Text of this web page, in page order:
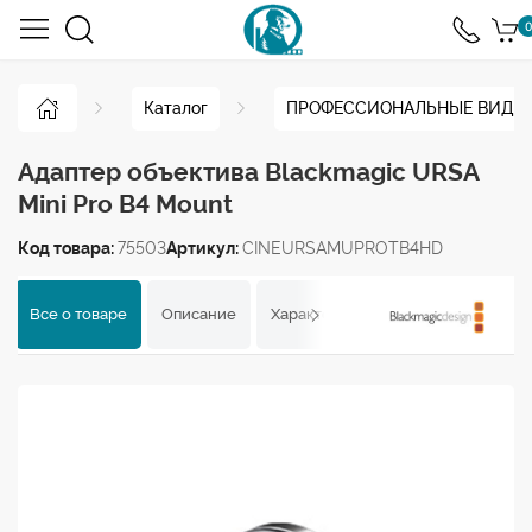
0
Каталог ПРОФЕССИОНАЛЬНЫЕ
Адаптер объектива Blackmagic URSA
Mini Pro B4 Mount
Код товара:75503Артикул:CINEURSAMUPROTB4HD
Все о товаре Описание Характеристики Отзывы